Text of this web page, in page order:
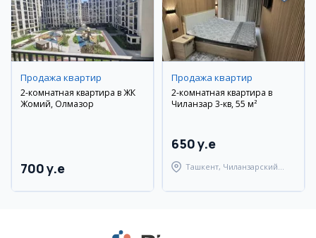
Продажа квартир
2-комнатная квартира в ЖК
Жомий, Олмазор
700 y.e
Продажа квартир
2-комнатная квартира в
Чиланзар 3-кв, 55 м²
650 y.e
Ташкент, Чиланзарский